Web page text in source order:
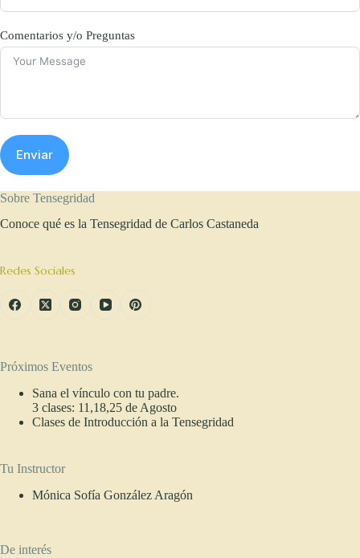
Comentarios y/o Preguntas
Enviar
Sobre Tensegridad
Conoce qué es la Tensegridad de Carlos Castaneda
Redes Sociales
Próximos Eventos
Sana el vínculo con tu padre.
3 clases: 11,18,25 de Agosto
Clases de Introducción a la Tensegridad
Tu Instructor
Mónica Sofía González Aragón
De interés